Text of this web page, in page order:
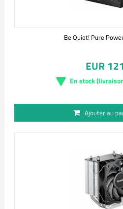
Be Quiet! Pure
EUR
En stock
Ajouter au